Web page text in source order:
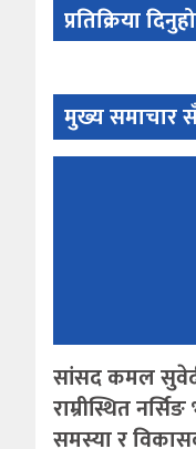
प्रतिक्रिया
मुख्य समाचार
सांसद कमल
राम्रीस्थित
समस्या र